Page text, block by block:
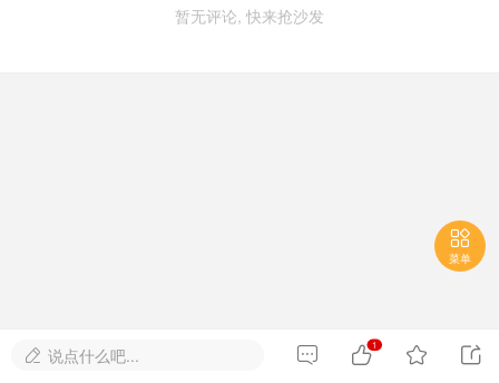
暂无评论, 快来抢沙发

菜单
 说点什么吧...  1  